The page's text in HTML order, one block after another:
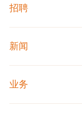
招聘
新闻
业务